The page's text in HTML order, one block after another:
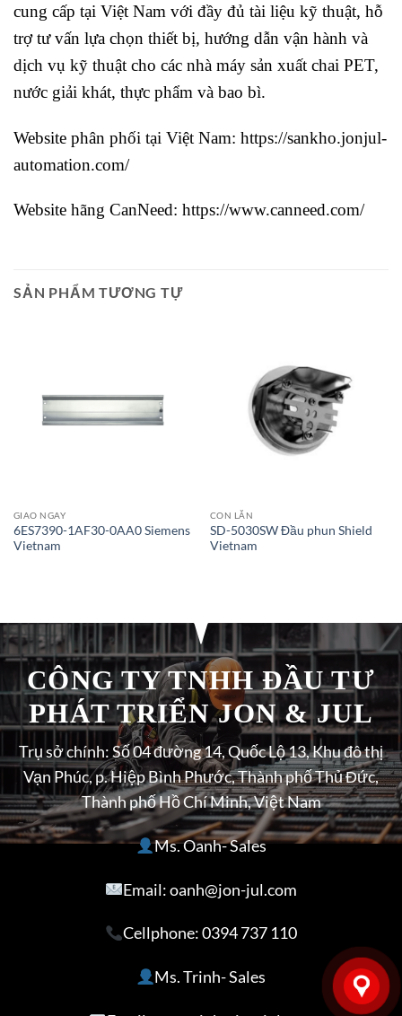
cung cấp tại Việt Nam với đầy đủ tài liệu kỹ thuật, hỗ
trợ tư vấn lựa chọn thiết bị, hướng dẫn vận hành và
dịch vụ kỹ thuật cho các nhà máy sản xuất chai PET,
nước giải khát, thực phẩm và bao bì.
Website phân phối tại Việt Nam: https://sankho.jonjul-
automation.com/
Website hãng CanNeed: https://www.canneed.com/
SẢN PHẨM TƯƠNG TỰ
GIAO NGAY
6ES7390-1AF30-0AA0 Siemens
Vietnam
CON LĂN
SD-5030SW Đầu phun Shield
Vietnam
CÔNG TY TNHH ĐẦU TƯ
PHÁT TRIỂN JON & JUL
Trụ sở chính: Số 04 đường 14, Quốc Lộ 13, Khu đô thị
Vạn Phúc, p. Hiệp Bình Phước, Thành phố Thủ Đức,
Thành phố Hồ Chí Minh, Việt Nam
Ms. Oanh- Sales
Email: oanh@jon-jul.com
Cellphone:0394 737 110
Ms. Trinh- Sales